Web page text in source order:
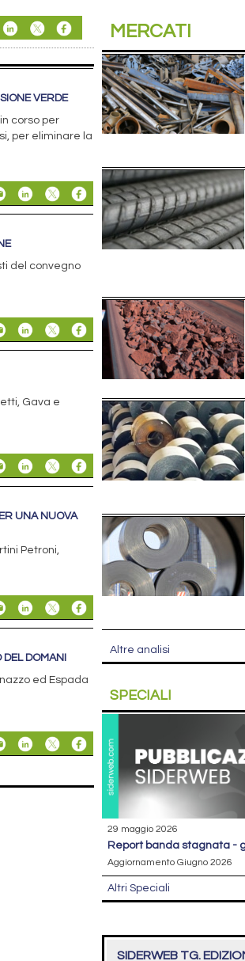
VERDE
corso per
per eliminare la
del convegno
Gava e
UNA NUOVA
Petroni,
DOMANI
ed Espada
MERCATI
Altre analisi
SPECIALI
29 maggio 2026
report banda stagnata -
Aggiornamento Giugno 2026
Altri Speciali
SIDERWEB TG.